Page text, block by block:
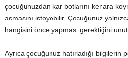
çocuğunuzdan kar botlarını kenara
asmasını isteyebilir. Çocuğunuz
hangisini önce yapması gerektiğini
Ayrıca çocuğunuz hatırladığı bilgilerin